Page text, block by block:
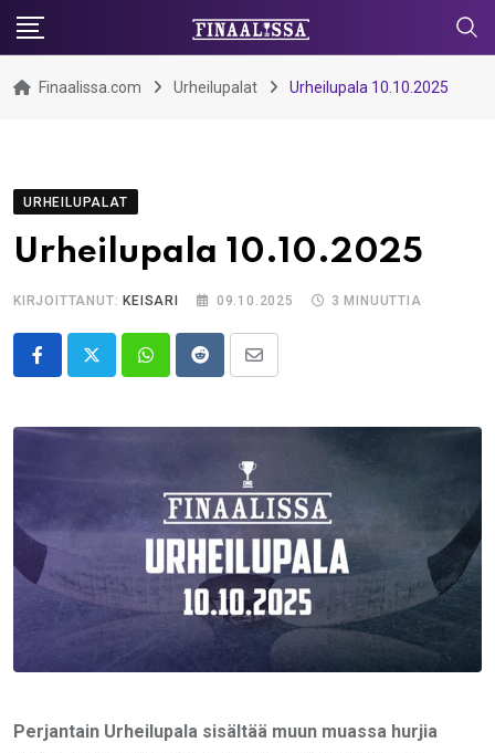
Skip
content
Finaalissa.com Urheilupalat Urheilupala 10.10.2025
URHEILUPALAT
Urheilupala 10.10.2025
KIRJOITTANUT: KEISARI 09.10.2025 3 MINUUTTIA
WhatsappRedditShare
Email
Perjantain Urheilupala sisältää muun muassa hurjia